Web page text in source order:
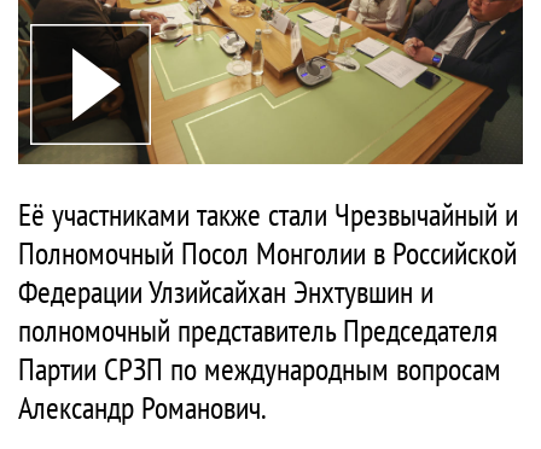
Её участниками также стали Чрезвычайный и
Полномочный Посол Монголии в Российской
Федерации Улзийсайхан Энхтувшин и
полномочный представитель Председателя
Партии СРЗП по международным вопросам
Александр Романович.